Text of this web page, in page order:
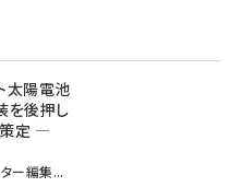
太陽電池
を後押し
策定 ―
ー編集...